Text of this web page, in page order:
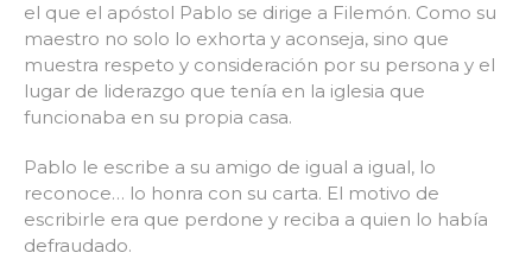
el que el apóstol Pablo se dirige a Filemón. Como su
maestro no solo lo exhorta y aconseja, sino que
muestra respeto y consideración por su persona y el
lugar de liderazgo que tenía en la iglesia que
funcionaba en su propia casa.
Pablo le escribe a su amigo de igual a igual, lo
reconoce… lo honra con su carta. El motivo de
escribirle era que perdone y reciba a quien lo había
defraudado.